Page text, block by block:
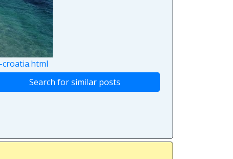
Search for similar posts